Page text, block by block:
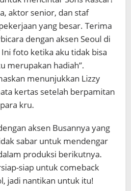
aktor senior, dan staf
yang besar. Terima
dengan aksen Seoul di
foto ketika aku tidak bisa
merupakan hadiah”.
menunjukkan Lizzy
kertas setelah berpamitan
kru.
aksen Busannya yang
sabar untuk mendengar
dalam produksi berikutnya.
siap untuk comeback
jadi nantikan untuk itu!